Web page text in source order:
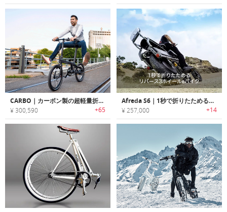
CARBO｜カーボン製の超軽量折りたたみeバイク「カーボ」
¥ 300,590 +65
Afreda S6｜1秒で折りたためるリバース3ホイールeバイク「アフレダS6」
¥ 257,000 +14